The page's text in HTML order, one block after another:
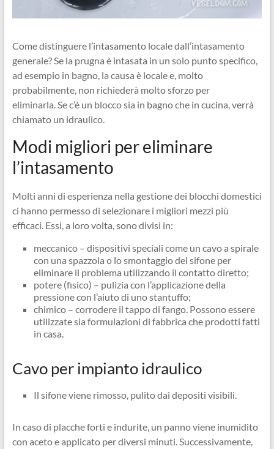
Come distinguere l’intasamento locale dall’intasamento
generale? Se la prugna è intasata in un solo punto specifico,
ad esempio in bagno, la causa è locale e, molto
probabilmente, non richiederà molto sforzo per
eliminarla. Se c’è un blocco sia in bagno che in cucina, verrà
chiamato un idraulico.
Modi migliori per eliminare
l’intasamento
Molti anni di esperienza nella gestione dei blocchi domestici
ci hanno permesso di selezionare i migliori mezzi più
efficaci. Essi, a loro volta, sono divisi in:
meccanico – dispositivi speciali come un cavo a spirale
con una spazzola o lo smontaggio del sifone per
eliminare il problema utilizzando il contatto diretto;
potere (fisico) – pulizia con l’applicazione della
pressione con l’aiuto di uno stantuffo;
chimico – corrodere il tappo di fango. Possono essere
utilizzate sia formulazioni di fabbrica che prodotti fatti
in casa.
Cavo per impianto idraulico
Il sifone viene rimosso, pulito dai depositi visibili.
In caso di placche forti e indurite, un panno viene inumidito
con aceto e applicato per diversi minuti. Successivamente,